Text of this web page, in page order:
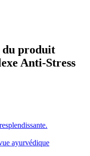
du produit
Anti-Stress
ayurvédique